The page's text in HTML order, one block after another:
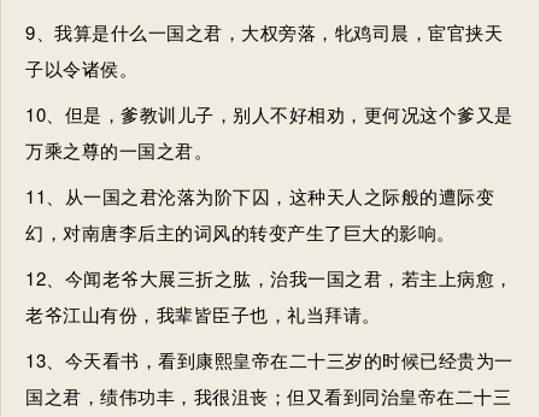
9、我算是什么一国之君 ，大权旁落，牝鸡司晨，宦官挟天
子以令诸侯。
10、但是，爹教训儿子，别人不好相劝，更何况这个爹又是
万乘之尊的一国之君。
11、从一国之君沦落为阶下囚，这种天人之际般的遭际变
幻，对南唐李后主的词风的转变产生了巨大的影响。
12、今闻老爷大展三折之肱，治我一国之君 ，若主上病愈，
老爷江山有份，我辈皆臣子也，礼当拜请。
13、今天看书，看到康熙皇帝在二十三岁的时候已经贵为一
国之君 ，绩伟功丰，我很沮丧；但又看到同治皇帝在二十三